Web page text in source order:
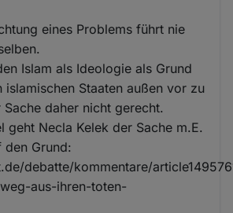
eines Problems führt nie
Islam als Ideologie als Grund
Staaten außen vor zu
daher nicht gerecht.
geht Necla Kelek der Sache m.E.
den Grund:
debatte/kommentare/
aus-ihren-toten-